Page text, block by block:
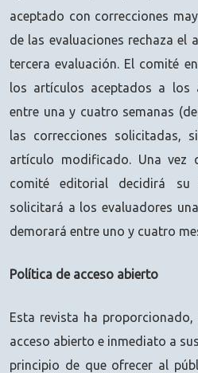
aceptado con correcciones
de las evaluaciones rechaza el
tercera evaluación. El comité
los artículos aceptados a los
entre una y cuatro semanas
las correcciones solicitadas,
artículo modificado. Una vez
comité editorial decidirá su
solicitará a los evaluadores
demorará entre uno y cuatro
Política de acceso abierto
Esta revista ha
acceso abierto e inmediato a
principio de que ofrecer al